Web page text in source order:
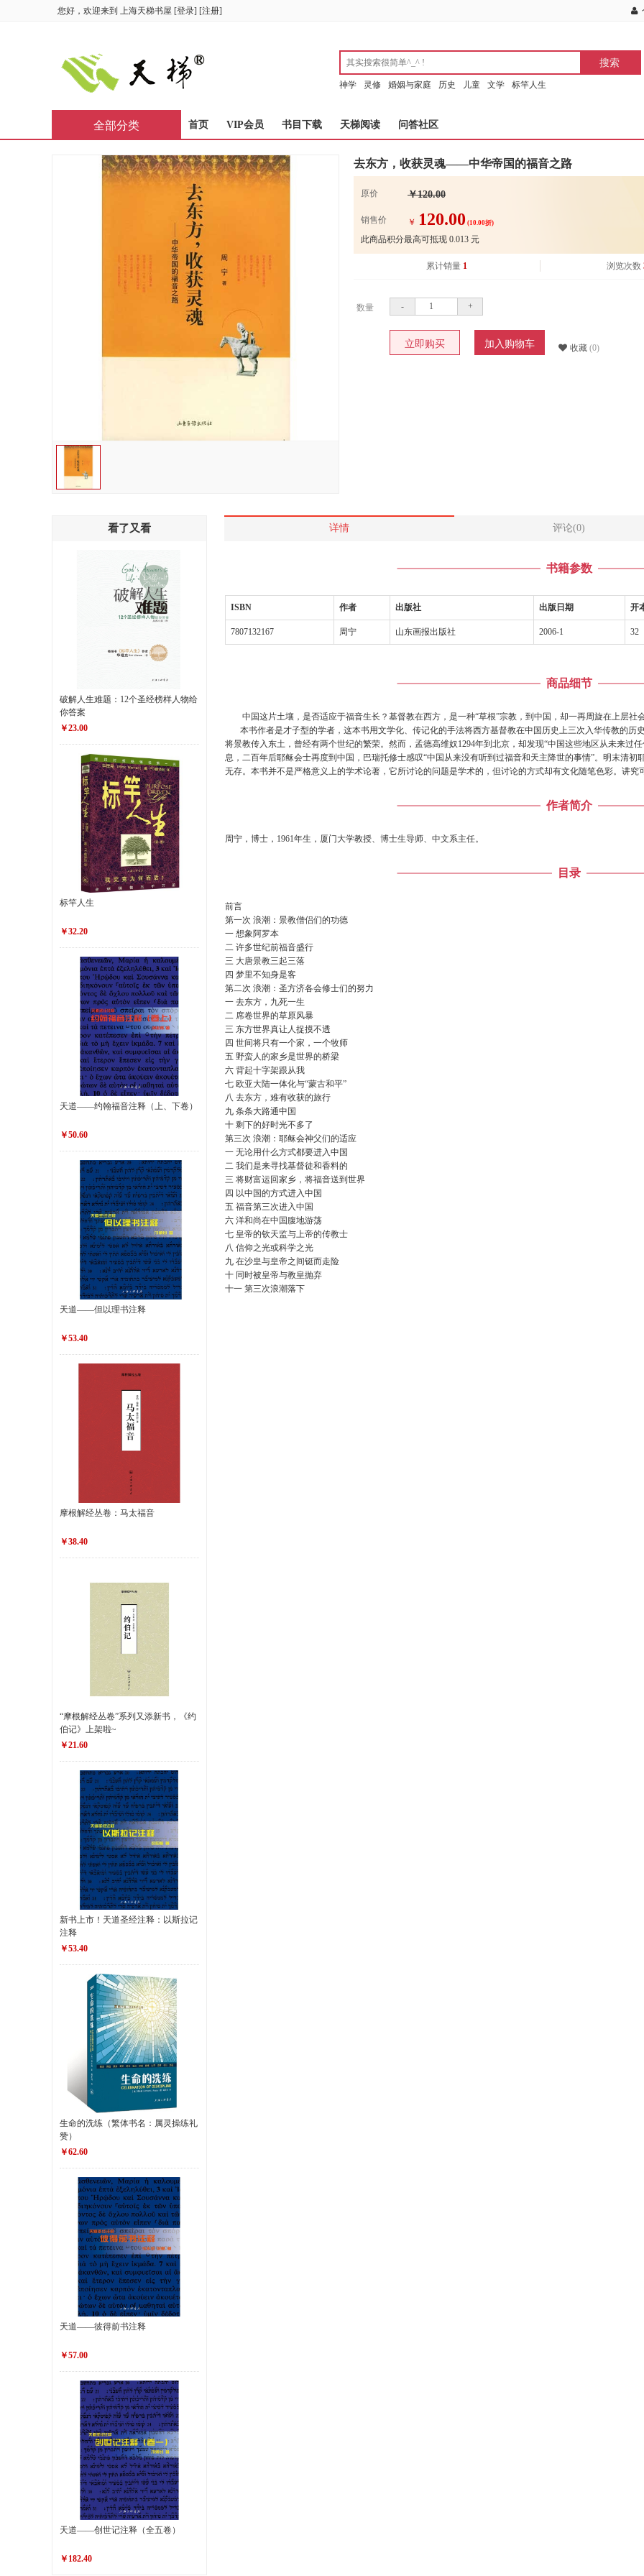
您好，欢迎来到 上海天梯书屋 [登录] [注册]
神学 灵修 婚姻与家庭 历史 儿童 文学 标竿人生
首页 VIP会员 书目下载 天梯阅读 问答社区
全部分类
去东方，收获灵魂——中华帝国的福音之路
原价 ￥120.00
销售价 ￥ 120.00 (10.00折)
此商品积分最高可抵现 0.013 元
累计销量 1 浏览次数
数量 - +
收藏 (0)
立即购买 加入购物车
看了又看
破解人生难题：12个圣经榜样人物给
你答案
￥23.00
标竿人生
￥32.20
天道——约翰福音注释（上、下卷）
￥50.60
天道——但以理书注释
￥53.40
摩根解经丛卷：马太福音
￥38.40
“摩根解经丛卷”系列又添新书，《约
伯记》上架啦~
￥21.60
新书上市！天道圣经注释：以斯拉记
注释
￥53.40
生命的洗练（繁体书名：属灵操练礼
赞）
￥62.60
天道——彼得前书注释
￥57.00
天道——创世记注释（全五卷）
￥182.40
详情 评论(0)
书籍参数
ISBN 作者 出版社 出版日期 开
7807132167 周宁 山东画报出版社 2006-1 32
商品细节
中国这片土壤，是否适应于福音生长？基督教在西方，是一种“草根”宗教，到中国，却一再周旋在上层
本书作者是才子型的学者，这本书用文学化、传记化的手法将西方基督教在中国历史上三次入华传教的历
将景教传入东土，曾经有两个世纪的繁荣。然而，孟德高维奴1294年到北京，却发现“中国这些地区从未来过
息，二百年后耶稣会士再度到中国，巴瑞托修士感叹“中国从来没有听到过福音和天主降世的事情”。明末清
无存。本书并不是严格意义上的学术论著，它所讨论的问题是学术的，但讨论的方式却有文化随笔色彩。讲究
作者简介
周宁，博士，1961年生，厦门大学教授、博士生导师、中文系主任。
目录
前言
第一次 浪潮：景教僧侣们的功德
一 想象阿罗本
二 许多世纪前福音盛行
三 大唐景教三起三落
四 梦里不知身是客
第二次 浪潮：圣方济各会修士们的努力
一 去东方，九死一生
二 席卷世界的草原风暴
三 东方世界真让人捉摸不透
四 世间将只有一个家，一个牧师
五 野蛮人的家乡是世界的桥梁
六 背起十字架跟从我
七 欧亚大陆一体化与“蒙古和平”
八 去东方，难有收获的旅行
九 条条大路通中国
十 剩下的好时光不多了
第三次 浪潮：耶稣会神父们的适应
一 无论用什么方式都要进入中国
二 我们是来寻找基督徒和香料的
三 将财富运回家乡，将福音送到世界
四 以中国的方式进入中国
五 福音第三次进入中国
六 洋和尚在中国腹地游荡
七 皇帝的钦天监与上帝的传教士
八 信仰之光或科学之光
九 在沙皇与皇帝之间铤而走险
十 同时被皇帝与教皇抛弃
十一 第三次浪潮落下